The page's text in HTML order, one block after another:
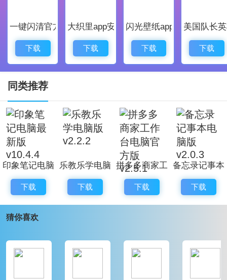
户不用担心文件数据丢失。
备忘录记事本电脑版更新日志
1、优化了性能
2、解决bug问题我们是认真的
一键闪清官方最新版
下载
大织里app安卓版
下载
闪光壁纸app安卓最新版
下载
美国队长
下载
同类推荐
印象笔记电脑
最新版
v10.4.4
下载
乐教乐学电脑
版 v2.2.2
下载
拼多多商家工
作台电脑官方
版 v2.5.1
下载
备忘录记事本
电脑版 v2.0.3
下载
猜你喜欢